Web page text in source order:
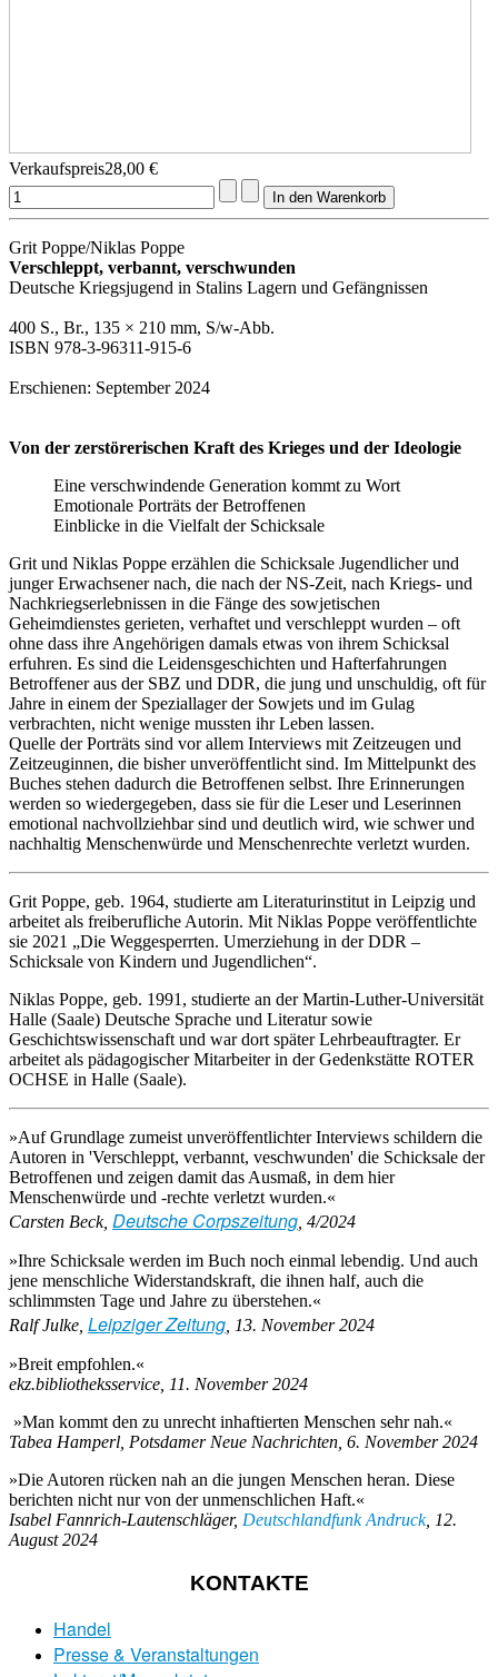
Verkaufspreis28,00 €
Grit Poppe/Niklas Poppe
Verschleppt, verbannt, verschwunden
Deutsche Kriegsjugend in Stalins Lagern und Gefängnissen
400 S., Br., 135 × 210 mm, S/w-Abb.
ISBN 978-3-96311-915-6
Erschienen: September 2024
Von der zerstörerischen Kraft des Krieges und der Ideologie
Eine verschwindende Generation kommt zu Wort
Emotionale Porträts der Betroffenen
Einblicke in die Vielfalt der Schicksale
Grit und Niklas Poppe erzählen die Schicksale Jugendlicher und
junger Erwachsener nach, die nach der NS-Zeit, nach Kriegs- und
Nachkriegserlebnissen in die Fänge des sowjetischen
Geheimdienstes gerieten, verhaftet und verschleppt wurden – oft
ohne dass ihre Angehörigen damals etwas von ihrem Schicksal
erfuhren. Es sind die Leidensgeschichten und Hafterfahrungen
Betroffener aus der SBZ und DDR, die jung und unschuldig, oft für
Jahre in einem der Speziallager der Sowjets und im Gulag
verbrachten, nicht wenige mussten ihr Leben lassen.
Quelle der Porträts sind vor allem Interviews mit Zeitzeugen und
Zeitzeuginnen, die bisher unveröffentlicht sind. Im Mittelpunkt des
Buches stehen dadurch die Betroffenen selbst. Ihre Erinnerungen
werden so wiedergegeben, dass sie für die Leser und Leserinnen
emotional nachvollziehbar sind und deutlich wird, wie schwer und
nachhaltig Menschenwürde und Menschenrechte verletzt wurden.
Grit Poppe, geb. 1964, studierte am Literaturinstitut in Leipzig und
arbeitet als freiberufliche Autorin. Mit Niklas Poppe veröffentlichte
sie 2021 „Die Weggesperrten. Umerziehung in der DDR –
Schicksale von Kindern und Jugendlichen“.
Niklas Poppe, geb. 1991, studierte an der Martin-Luther-Universität
Halle (Saale) Deutsche Sprache und Literatur sowie
Geschichtswissenschaft und war dort später Lehrbeauftragter. Er
arbeitet als pädagogischer Mitarbeiter in der Gedenkstätte ROTER
OCHSE in Halle (Saale).
»Auf Grundlage zumeist unveröffentlichter Interviews schildern die
Autoren in 'Verschleppt, verbannt, veschwunden' die Schicksale der
Betroffenen und zeigen damit das Ausmaß, in dem hier
Menschenwürde und -rechte verletzt wurden.«
Carsten Beck, Deutsche Corpszeitung , 4/2024
»Ihre Schicksale werden im Buch noch einmal lebendig. Und auch
jene menschliche Widerstandskraft, die ihnen half, auch die
schlimmsten Tage und Jahre zu überstehen.«
Ralf Julke, Leipziger Zeitung , 13. November 2024
»Breit empfohlen.«
ekz.bibliotheksservice, 11. November 2024
»Man kommt den zu unrecht inhaftierten Menschen sehr nah.«
Tabea Hamperl, Potsdamer Neue Nachrichten, 6. November 2024
»Die Autoren rücken nah an die jungen Menschen heran. Diese
berichten nicht nur von der unmenschlichen Haft.«
Isabel Fannrich-Lautenschläger, Deutschlandfunk Andruck, 12.
August 2024
KONTAKTE
Handel
Presse & Veranstaltungen